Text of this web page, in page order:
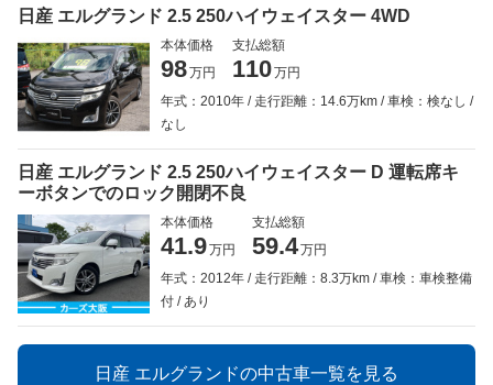
日産 エルグランド 2.5 250ハイウェイスター 4WD
本体価格
98万円
支払総額
110万円
年式：2010年
走行距離：14.6万km
車検：検なし
なし
日産 エルグランド 2.5 250ハイウェイスター D 運転席キ
ーボタンでのロック開閉不良
本体価格
41.9万円
支払総額
59.4万円
年式：2012年
走行距離：8.3万km
車検：車検整備
付
あり
日産 エルグランドの中古車一覧を見る